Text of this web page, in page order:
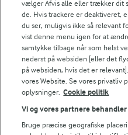
Protein:
32,2 g
Fedt:
45,9 g
Kulhydrat:
74,8 g
vælger Afvis alle eller trækker dit
de. Hvis trackere er deaktiveret,
du ser, muligvis ikke så relevant
vist denne menu igen for at
samtykke tilbage når som helst
nederst på websiden [eller det
på websiden, hvis det er
vores Website. Se vores privatliv
oplysninger. Cookie politik
Vi og vores partnere
Bruge præcise geografiske